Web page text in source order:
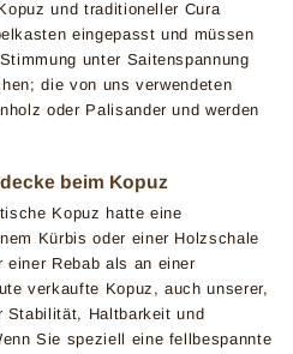
und traditioneller Cura
eingepasst und müssen
unter Saitenspannung
die von uns verwendeten
oder Palisander und werden
beim Kopuz
Kopuz hatte eine
Kürbis oder einer Holzschale
Rebab als an einer
verkaufte Kopuz, auch unserer,
Stabilität, Haltbarkeit und
Sie speziell eine fellbespannte